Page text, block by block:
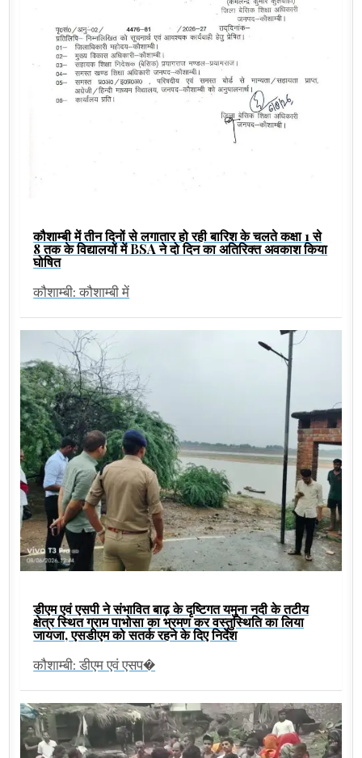
कौशाम्बी में तीन दिनों से लगातार हो रही बारिश के चलते कक्षा 1 से
8 तक के विद्यालयों में BSA ने दो दिन का अतिरिक्त अवकाश किया
घोषित
कौशाम्बी: कौशाम्बी में
डीएम एवं एसपी ने संभावित बाढ़ के दृष्टिगत यमुना नदी के तटीय
क्षेत्र स्थित ग्राम पाभोसा का भ्रमण कर वस्तुस्थिति का लिया
जायजा, एसडीएम को सतर्क रहने के दिए निर्देश
कौशाम्बी: डीएम एवं एसप�